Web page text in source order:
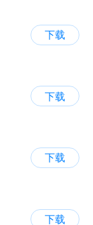
下载
下载
下载
下载